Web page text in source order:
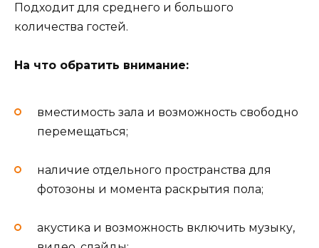
Подходит для среднего и большого
количества гостей.
На что обратить внимание:
вместимость зала и возможность свободно
перемещаться;
наличие отдельного пространства для
фотозоны и момента раскрытия пола;
акустика и возможность включить музыку,